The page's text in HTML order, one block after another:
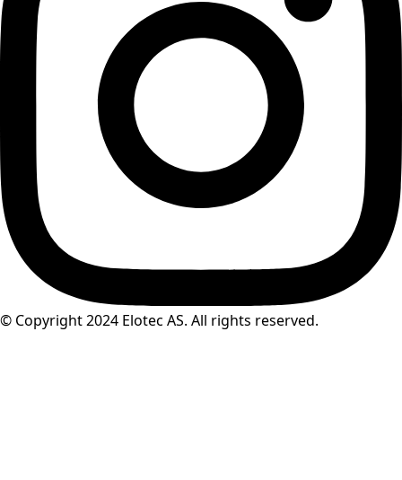
© Copyright 2024 Elotec AS. All rights reserved.